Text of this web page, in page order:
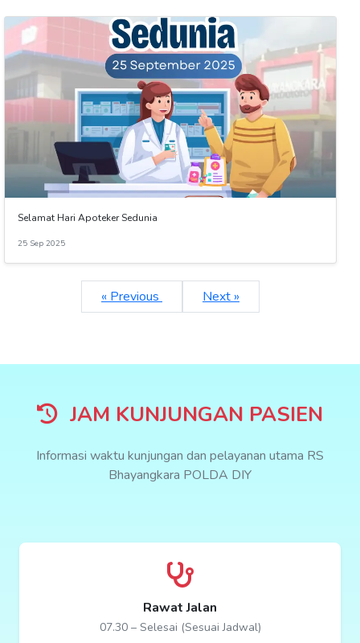
Selamat Hari Apoteker Sedunia
25 Sep 2025
« Previous Next »
JAM KUNJUNGAN PASIEN
Informasi waktu kunjungan dan pelayanan utama RS
Bhayangkara POLDA DIY
Rawat Jalan
07.30 – Selesai (Sesuai Jadwal)